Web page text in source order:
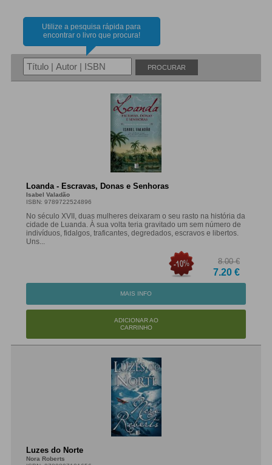
Utilize a pesquisa rápida para
encontrar o livro que procura!
PROCURAR
Loanda - Escravas, Donas e Senhoras
Isabel Valadão
ISBN: 9789722524896
No século XVII, duas mulheres deixaram o seu rasto na história da
cidade de Luanda. À sua volta teria gravitado um sem número de
indivíduos, fidalgos, traficantes, degredados, escravos e libertos.
Uns...
8.00 €
7.20 €
MAIS INFO
ADICIONAR AO
CARRINHO
Luzes do Norte
Nora Roberts